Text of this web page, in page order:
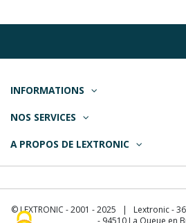
INFORMATIONS
NOS SERVICES
A PROPOS DE LEXTRONIC
© LEXTRONIC - 2001 - 2025 | Lextronic -
- 94510 La Queue en